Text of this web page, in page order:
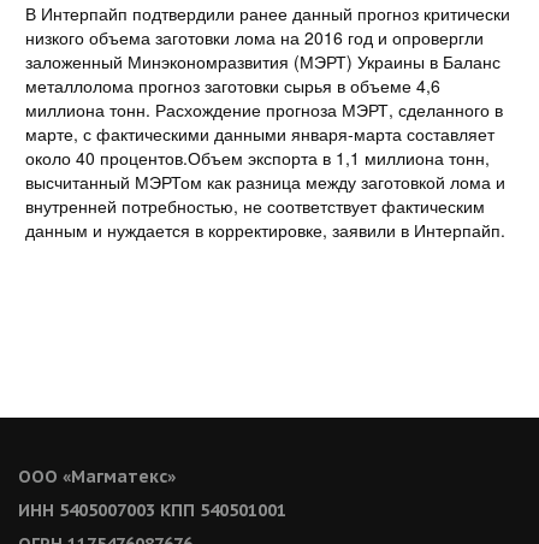
В Интерпайп подтвердили ранее данный прогноз критически
низкого объема заготовки лома на 2016 год и опровергли
заложенный Минэкономразвития (МЭРТ) Украины в Баланс
металлолома прогноз заготовки сырья в объеме 4,6
миллиона тонн. Расхождение прогноза МЭРТ, сделанного в
марте, с фактическими данными января-марта составляет
около 40 процентов.Объем экспорта в 1,1 миллиона тонн,
высчитанный МЭРТом как разница между заготовкой лома и
внутренней потребностью, не соответствует фактическим
данным и нуждается в корректировке, заявили в Интерпайп.
ООО «Магматекс»
ИНН 5405007003 КПП 540501001